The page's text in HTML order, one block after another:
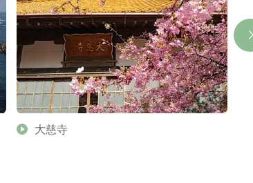
大慈寺